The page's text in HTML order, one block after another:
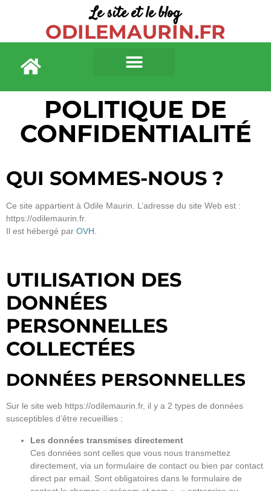
Le site et le blog
ODILEMAURIN.FR
POLITIQUE DE
CONFIDENTIALITÉ
QUI SOMMES-NOUS ?
Ce site appartient à Odile Maurin. L’adresse du site Web est :
https://odilemaurin.fr.
Il est hébergé par OVH
UTILISATION DES
DONNÉES
PERSONNELLES
COLLECTÉES
DONNÉES PERSONNELLES
Sur le site web https://odilemaurin.fr, il y a 2 types de données
susceptibles d’être recueillies :
Les données transmises directement
Ces données sont celles que vous nous transmettez
directement, via un formulaire de contact ou bien par contact
direct par email. Sont obligatoires dans le formulaire de